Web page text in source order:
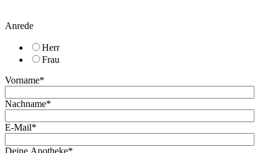
Anrede
Herr
Frau
Vorname*
Nachname*
E-Mail*
Deine Apotheke*